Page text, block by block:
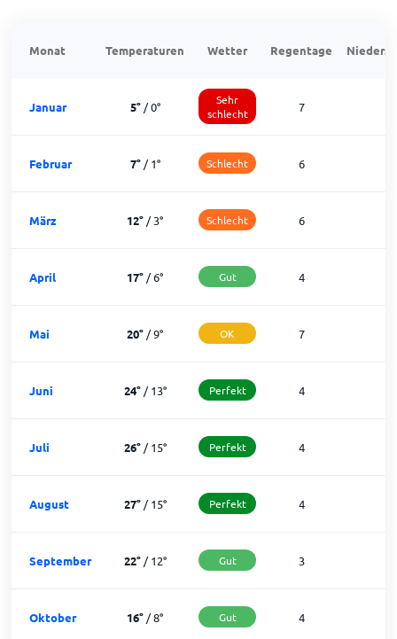
Monat Temperaturen Wetter Regentage
Januar 5°/0°
Sehr
schlecht
7
Februar 7°/1° Schlecht 6
März 12° /3° Schlecht 6
April 17° /6° Gut 4
Mai 20° /9° OK 7
Juni 24°/13° Perfekt 4
Juli 26°/15° Perfekt 4
August 27°/15° Perfekt 4
September 22°/12° Gut 3
Oktober 16° /8° Gut 4